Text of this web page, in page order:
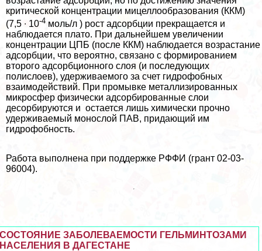
критической концентрации мицеллообразования (ККМ)
(7,5 ∙ 10-4 моль/л ) рост адсорбции прекращается и
наблюдается плато. При дальнейшем увеличении
концентрации ЦПБ (после ККМ) наблюдается возрастание
адсорбции, что вероятно, связано с формированием
второго адсорбционного слоя (и последующих
полислоев), удерживаемого за счет гидрофобных
взаимодействий. При промывке металлизированных
микросфер физически адсорбированные слои
десорбируются и остается лишь химически прочно
удерживаемый монослой ПАВ, придающий им
гидрофобность.
Работа выполнена при поддержке РФФИ (грант 02-03-
96004).
СОСТОЯНИЕ ЗАБОЛЕВАЕМОСТИ ГЕЛЬМИНТОЗАМИ
НАСЕЛЕНИЯ В ДАГЕСТАНЕ